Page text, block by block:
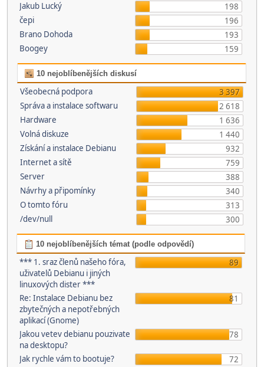
Jakub Lucký
198
čepi
196
Brano Dohoda
193
Boogey
159
10 nejoblíbenějších diskusí
Všeobecná podpora
3 397
Správa a instalace softwaru
2 618
Hardware
1 636
Volná diskuze
1 440
Získání a instalace Debianu
932
Internet a sítě
759
Server
388
Návrhy a připomínky
340
O tomto fóru
313
/dev/null
300
10 nejoblíbenějších témat (podle odpovědí)
*** 1. sraz členů našeho fóra,
uživatelů Debianu i jiných
linuxových dister ***
89
Re: Instalace Debianu bez
zbytečných a nepotřebných
aplikací (Gnome)
81
Jakou vetev debianu pouzivate
na desktopu?
78
Jak rychle vám to bootuje?
72